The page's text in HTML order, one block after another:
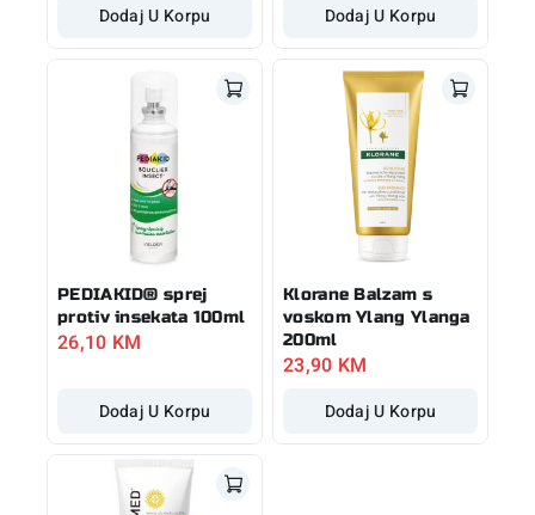
Dodaj U Korpu Dodaj U Korpu
PEDIAKID® sprej
protiv insekata 100ml
26,10 KM
Dodaj U Korpu
Klorane Balzam s
voskom Ylang Ylanga
200ml
23,90 KM
Dodaj U Korpu